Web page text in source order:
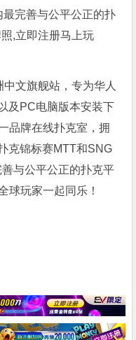
完善与公平公正的扑
,立即注册马上玩
文旗舰站，专为华人
及PC电脑版本安装下
品牌在线扑克室，拥
克锦标赛MTT和SNG
与公平公正的扑克平
球玩家一起同乐！